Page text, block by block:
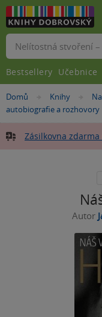
Nacházíte
se
Domů »Knihy »
autobiografie a rozhovory
Zásilkovna
Autor
Vyhledávání
Bestsellery Učebnice